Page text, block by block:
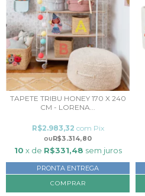
TAPETE TRIBU HONEY 170 X 240
CM - LORENA...
R$3.314,80
R$2.983,32 com Pix
10 x de R$331,48 sem juros
PRONTA ENTREGA